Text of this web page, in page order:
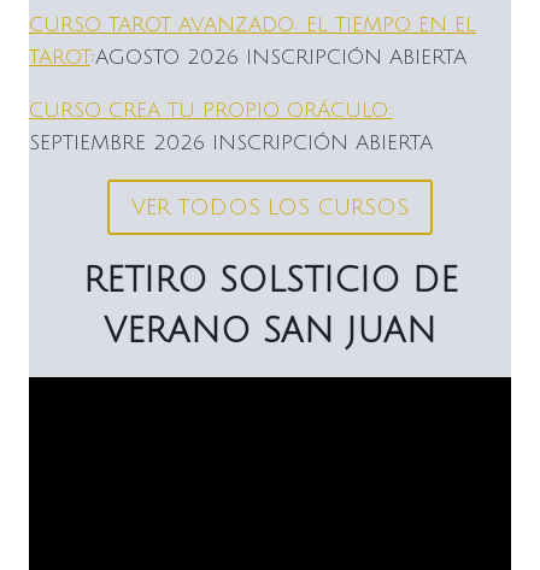
CURSO TAROT AVANZADO: EL TIEMPO EN EL
TAROT:AGOSTO 2026 INSCRIPCIÓN ABIERTA
CURSO CREA TU PROPIO ORÁCULO:
SEPTIEMBRE 2026 INSCRIPCIÓN ABIERTA
VER TODOS LOS CURSOS
RETIRO SOLSTICIO DE
VERANO SAN JUAN